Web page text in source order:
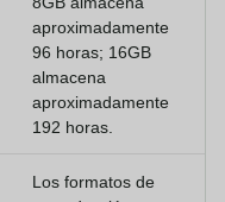
aproximadamente
96 horas; 16GB
almacena
aproximadamente
192 horas.
Los formatos de